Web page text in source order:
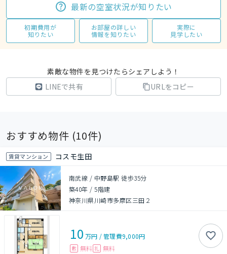
最新の空室状況が知りたい
初期費用が
知りたい
お部屋の詳しい
情報を知りたい
実際に
見学したい
素敵な物件を見つけたらシェアしよう！
LINEで共有
URLをコピー
おすすめ物件 (10件)
賃貸マンション コスモ生田
南武線 / 中野島駅 徒歩35分
築40年 /5階建
神奈川県川崎市多摩区三田２
10 万円 /管理費9,000円
敷 無料 礼 無料